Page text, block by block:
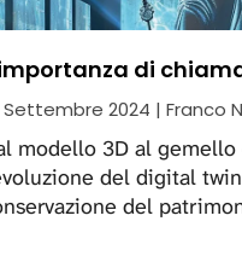
di
Settembre 2024 | Franco
modello 3D al
del digital
del